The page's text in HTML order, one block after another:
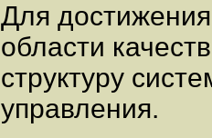
Для
области
структуру
управления.